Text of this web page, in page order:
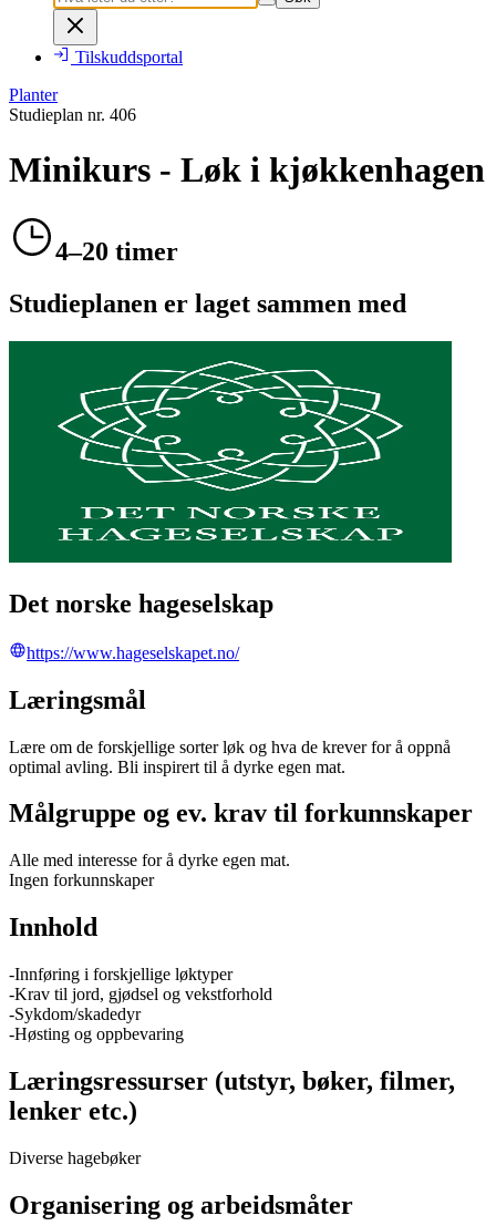
Tilskuddsportal
Planter
Studieplan nr. 406
Minikurs - Løk i kjøkkenhagen
4–20 timer
Studieplanen er laget sammen med
Det norske hageselskap
https://www.hageselskapet.no/
Læringsmål
Lære om de forskjellige sorter løk og hva de krever for å oppnå
optimal avling. Bli inspirert til å dyrke egen mat.
Målgruppe og ev. krav til forkunnskaper
Alle med interesse for å dyrke egen mat.
Ingen forkunnskaper
Innhold
-Innføring i forskjellige løktyper
-Krav til jord, gjødsel og vekstforhold
-Sykdom/skadedyr
-Høsting og oppbevaring
Læringsressurser (utstyr, bøker, filmer,
lenker etc.)
Diverse hagebøker
Organisering og arbeidsmåter